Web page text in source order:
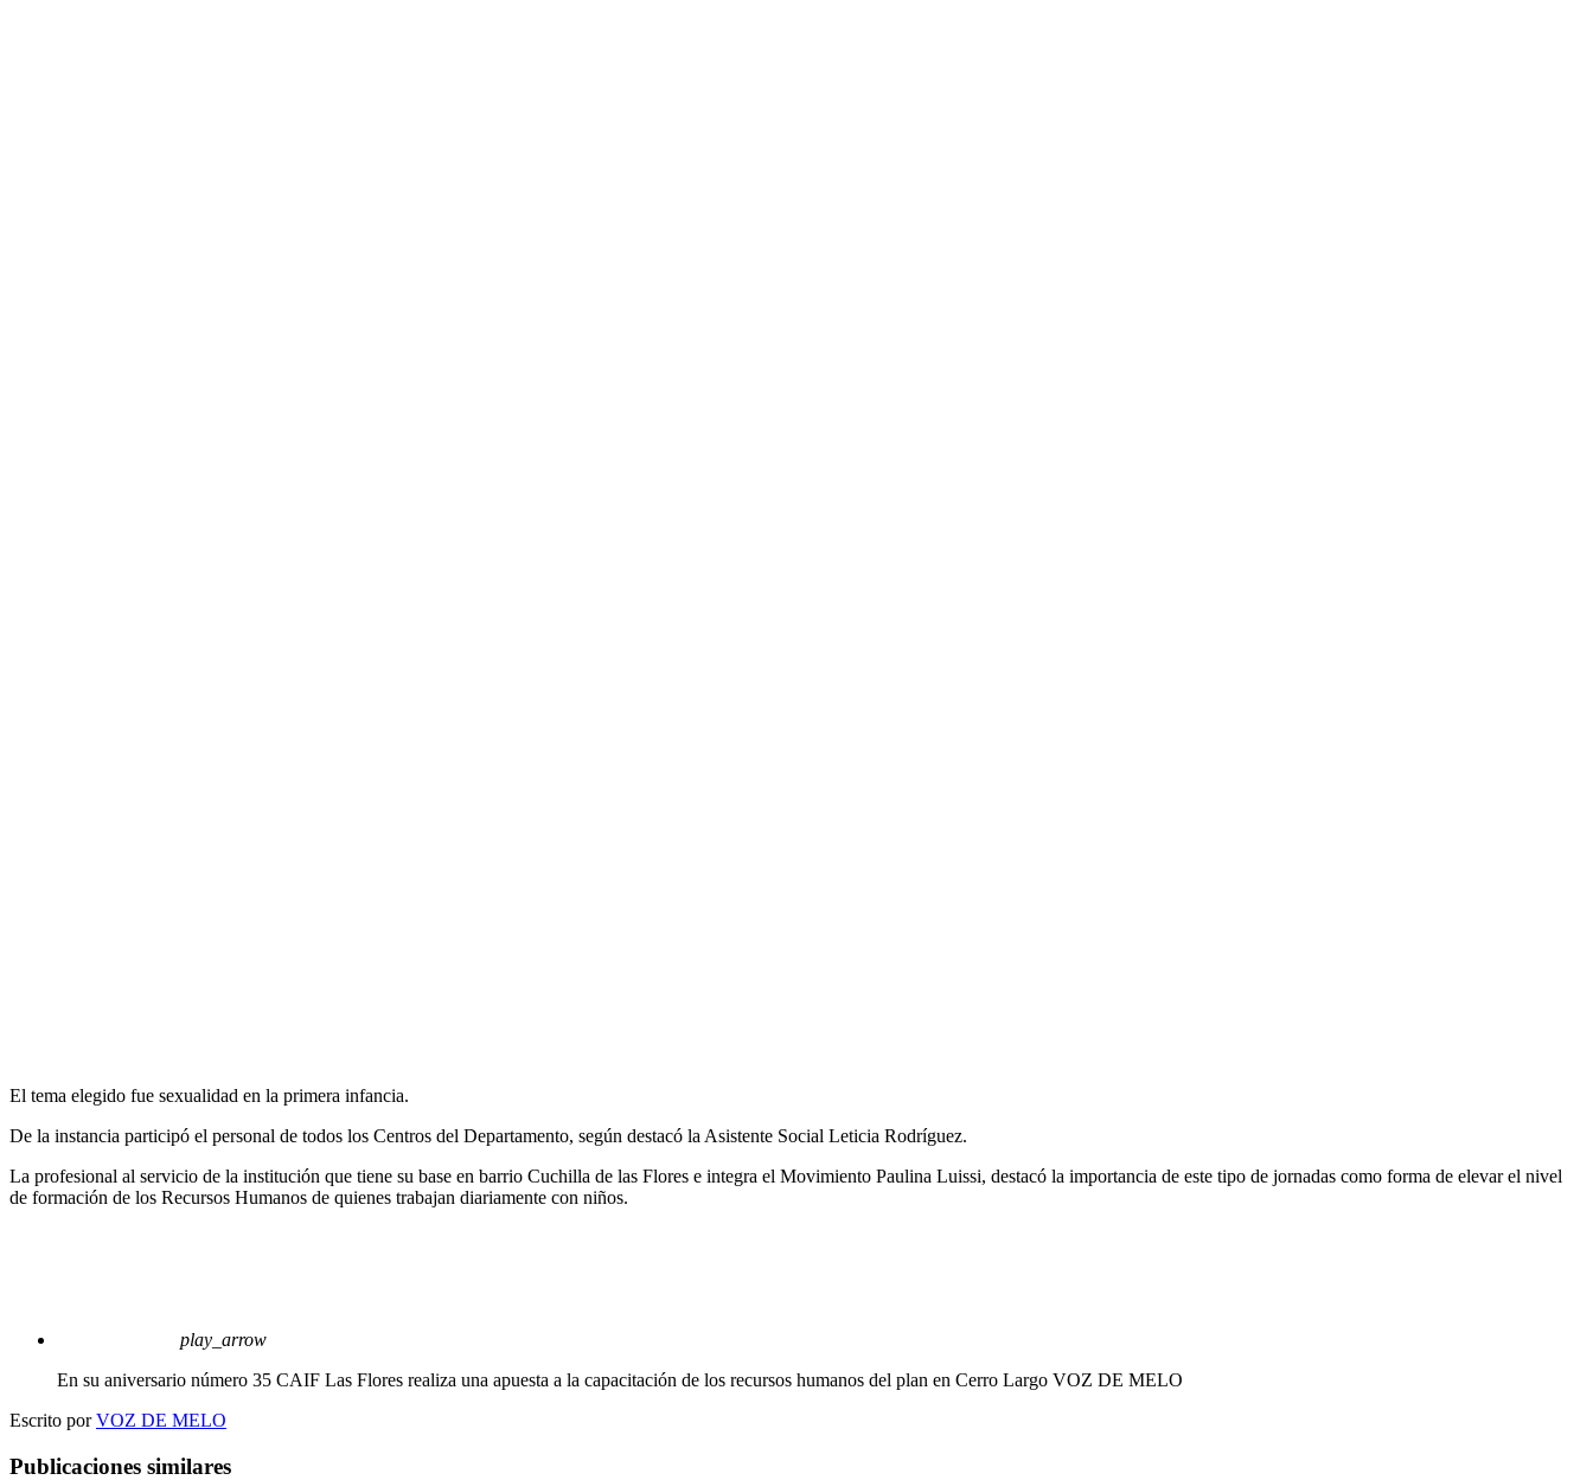
El tema elegido fue sexualidad en la primera infancia.
De la instancia participó el personal de todos los Centros del Departamento, según destacó la Asistente Social Leticia Rodríguez.
La profesional al servicio de la institución que tiene su base en barrio Cuchilla de las Flores e integra el Movimiento Paulina Luissi, destacó la importancia de este tipo de jornadas como forma de elevar el nivel
de formación de los Recursos Humanos de quienes trabajan diariamente con niños.
play_arrow
En su aniversario número 35 CAIF Las Flores realiza una apuesta a la capacitación de los recursos humanos del plan en Cerro Largo VOZ DE MELO
Escrito porVOZ DE MELO
Publicaciones similares